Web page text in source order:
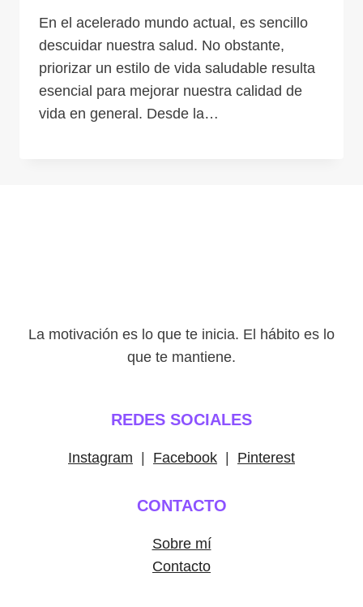
En el acelerado mundo actual, es sencillo
descuidar nuestra salud. No obstante,
priorizar un estilo de vida saludable resulta
esencial para mejorar nuestra calidad de
vida en general. Desde la…
La motivación es lo que te inicia. El hábito es lo
que te mantiene.
REDES SOCIALES
Instagram Facebook Pinterest
CONTACTO
Sobre mí
Contacto